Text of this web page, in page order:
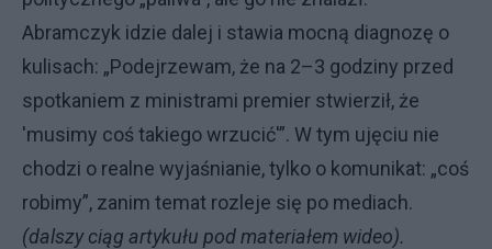
Abramczyk idzie dalej i stawia mocną diagnozę o
kulisach: „Podejrzewam, że na 2–3 godziny przed
spotkaniem z ministrami premier stwierził, że
'musimy coś takiego wrzucić'”. W tym ujęciu nie
chodzi o realne wyjaśnianie, tylko o komunikat: „coś
robimy”, zanim temat rozleje się po mediach.
(dalszy ciąg artykułu pod materiałem wideo).